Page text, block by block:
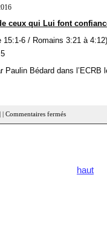
ceux qui Lui font
15:1-6 / Romains 3:21 à 4:12)
Paulin Bédard dans l’ECRB
Commentaires fermés
haut